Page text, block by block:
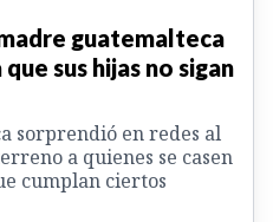
guatemalteca
sus hijas no sigan
sorprendió en redes al
a quienes se casen
cumplan ciertos